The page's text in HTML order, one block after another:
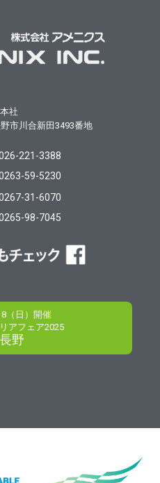
社
市川合新田3493番地
221-3388
59-5230
31-6070
98-7045
（日）開催
アフェア2025
野